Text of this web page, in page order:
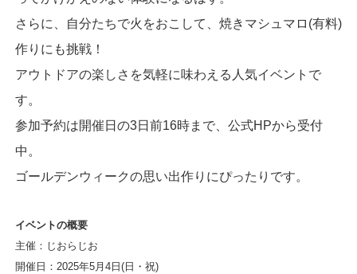
さらに、自分たちで火をおこして、焼きマシュマロ(有料)
作りにも挑戦！
アウトドアの楽しさを気軽に味わえる人気イベントで
す。
参加予約は開催日の3日前16時まで、公式HPから受付
中。
ゴールデンウィークの思い出作りにぴったりです。
イベントの概要
主催：じおらじお
開催日：2025年5月4日(日・祝)